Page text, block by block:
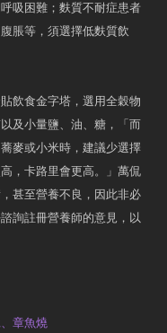
吸困難；麩質不耐症患者
脹等，須選擇低麩質飲
飲食金字塔，選用全穀物
及小量鹽、油、糖，「而
麥或小米時，建議少選擇
，卡路里會更高。」萬侃
甚至營養不良，因此非必
詢註冊營養師的意見，以
章魚燒